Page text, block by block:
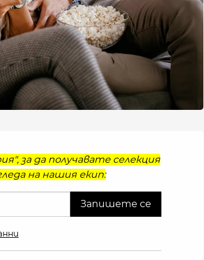
за да получавате селекция
на нашия екип:
AUDI Q9
СТАВА НАЙ-
ГОЛЕМИЯТ
МОДЕЛ В
ИСТОРИЯТА
НА МАРКАТА